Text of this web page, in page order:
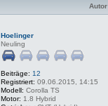
Autor
Hoelinger
Neuling
Beiträge: 12
Registriert: 09.06.2015, 14:15
Modell: Corolla TS
Motor: 1.8 Hybrid